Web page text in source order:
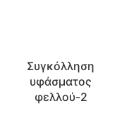
Συγκόλληση
υφάσματος
φελλού-2